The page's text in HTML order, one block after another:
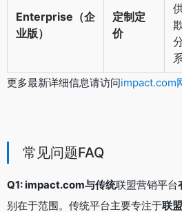
Enterprise（企
业版）
定制定
价
更多最新详细信息请访问impact.com
常见问题FAQ
Q1: impact.com与传统联盟营销平台
别在于范围。传统平台主要专注于联